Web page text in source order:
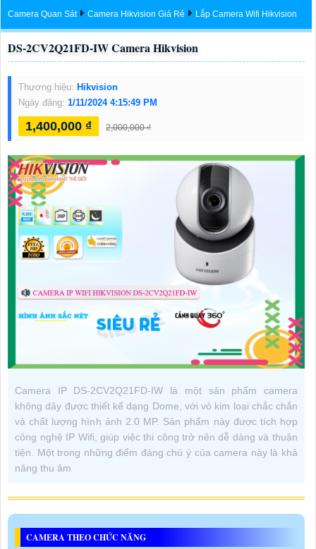
Camera Quan Sát Camera Hikvision Giá Rẻ Lắp Camera Wifi Hikvision
DS-2CV2Q21FD-IW Camera Hikvision
Thương hiệu: Hikvision
Ngày đăng: 1/11/2024 4:15:49 PM
1,400,000 ₫ 2,000,000 ₫
Camera IP DS-2CV2Q21FD-IW là một sản phẩm camera
không dây được thiết kế dạng Dome, với vỏ kim loại chắc chắn
và chất lượng hình ảnh 2.0 MP. Sản phẩm này được tích hợp
công nghệ IP Wifi, giúp việc thi công trở nên dễ dàng và thuận
tiện. Một trong những điểm đáng chú ý của camera này là khả
năng thu âm
CAMERA THEO CHỨC NĂNG